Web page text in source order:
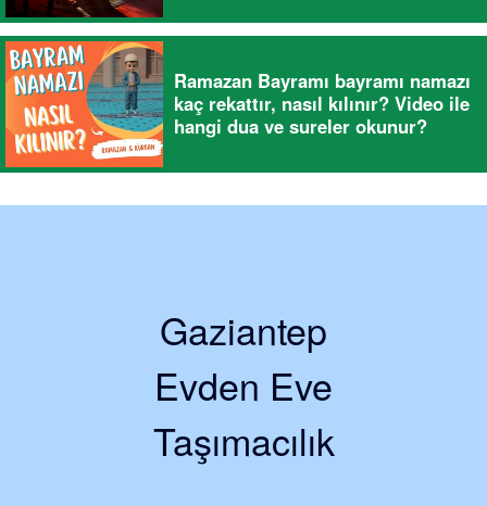
Ramazan Bayramı bayramı namazı
kaç rekattır, nasıl kılınır? Video ile
hangi dua ve sureler okunur?
Gaziantep
Evden Eve
Taşımacılık